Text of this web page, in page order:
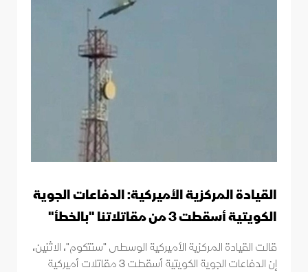
القيادة المركزية الأميركية: الدفاعات الجوية
الكويتية أسقطت 3 من مقاتلاتنا "بالخطأ"
قالت القيادة المركزية الأميركية الوسطى "سنتكوم"، الاثنين،
إن الدفاعات الجوية الكويتية أسقطت 3 مقاتلات أميركية